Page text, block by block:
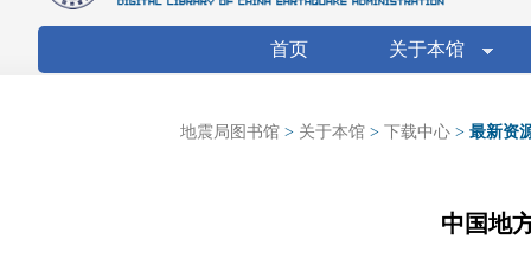
首页 关于本馆
地震局图书馆 > 关于本馆 > 下载中心 > 最新资
中国地